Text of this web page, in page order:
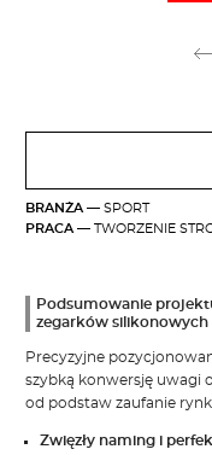
BRANŻA— SPORT
PRACA— TWORZENIE
Podsumowanie
zegarków silikonowych
Precyzyjne
szybką konwersję uwagi
od podstaw zaufanie
Zwięzły naming i